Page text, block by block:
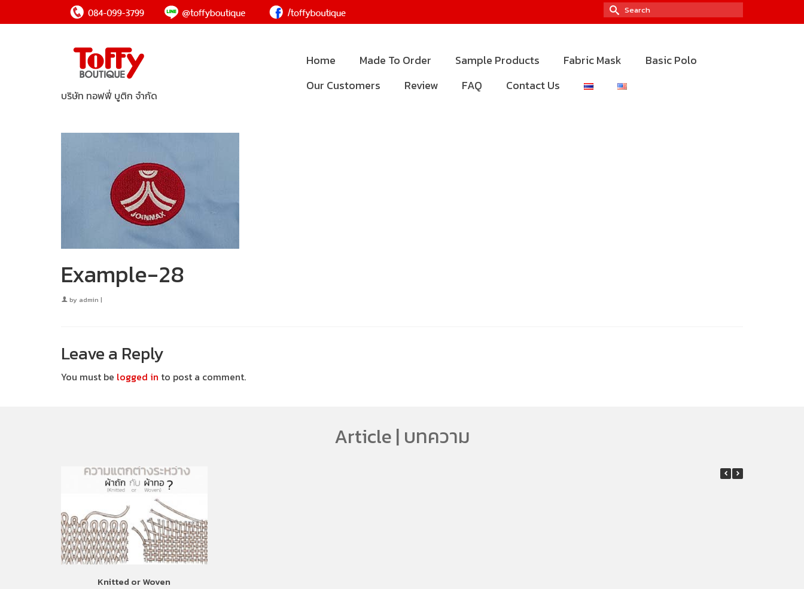
Search
for:
บริษัท ทอฟฟี่ บูติก จำกัด
Home Made To Order Sample Products Fabric Mask
Basic Polo
Our Customers
Review FAQ Contact Us
Example-28
by admin |
Leave a Reply
You must be logged in to post a comment.
Article | บทความ
Knitted or Woven